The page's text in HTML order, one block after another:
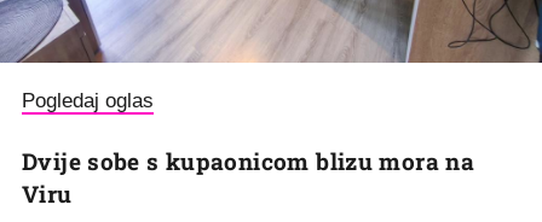
Pogledaj oglas
Dvije sobe s kupaonicom blizu mora na
Viru